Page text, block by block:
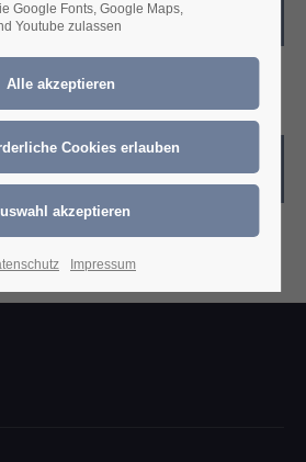
weiter
zu den ExpertHours
Google Fonts, Google Maps,
Youtube zulassen
Impressum